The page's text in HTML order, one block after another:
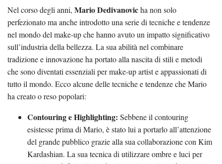
Nel corso degli anni, Mario Dedivanovicha non solo
perfezionato ma anche introdotto una serie di tecniche e tendenze
nel mondo del make-up che hanno avuto un impatto significativo
sull’industria della bellezza. La sua abilità nel combinare
tradizione e innovazione ha portato alla nascita di stili e metodi
che sono diventati essenziali per make-up artist e appassionati di
tutto il mondo. Ecco alcune delle tecniche e tendenze che Mario
ha creato o reso popolari:
Contouring e Highlighting: Sebbene il contouring
esistesse prima di Mario, è stato lui a portarlo all’attenzione
del grande pubblico grazie alla sua collaborazione con Kim
Kardashian. La sua tecnica di utilizzare ombre e luci per